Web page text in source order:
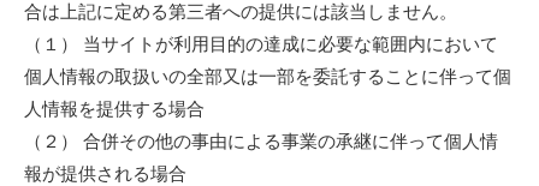
合は上記に定める第三者への提供には該当しません。
（１） 当サイトが利用目的の達成に必要な範囲内において
個人情報の取扱いの全部又は一部を委託することに伴って個
人情報を提供する場合
（２） 合併その他の事由による事業の承継に伴って個人情
報が提供される場合